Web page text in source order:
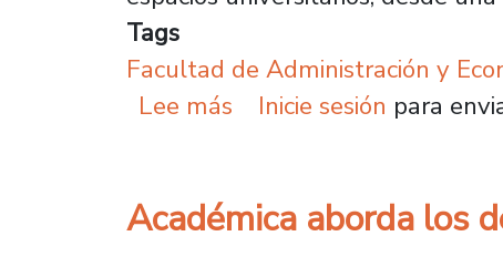
Tags
Facultad de Administración y
Lee más sobre Arte, naturaleza
Inicie sesión para
Académica aborda los